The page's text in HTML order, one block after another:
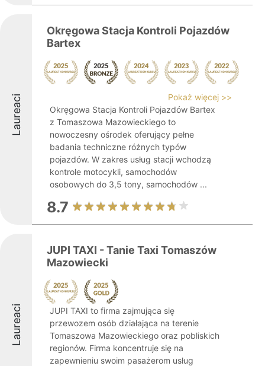
Laureaci
Okręgowa Stacja Kontroli Pojazdów
Bartex
Pokaż więcej >>
Okręgowa Stacja Kontroli Pojazdów Bartex
z Tomaszowa Mazowieckiego to
nowoczesny ośrodek oferujący pełne
badania techniczne różnych typów
pojazdów. W zakres usług stacji wchodzą
kontrole motocykli, samochodów
osobowych do 3,5 tony, samochodów ...
8.7
Laureaci
JUPI TAXI - Tanie Taxi Tomaszów
Mazowiecki
JUPI TAXI to firma zajmująca się
przewozem osób działająca na terenie
Tomaszowa Mazowieckiego oraz pobliskich
regionów. Firma koncentruje się na
zapewnieniu swoim pasażerom usług